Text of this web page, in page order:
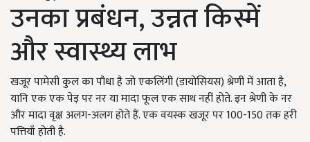
उनका प्रबंधन, उन्नत किस्में
और स्वास्थ्य लाभ
खजूर पामेसी कुल का पौधा है जो एकलिंगी (डायोसियस) श्रेणी में आता है,
यानि एक एक पेड़ पर नर या मादा फूल एक साथ नहीं होते. इन श्रेणी के नर
और मादा वृक्ष अलग-अलग होते हैं. एक वयस्क खजूर पर 100-150 तक हरी
पत्तियाँ होती है.